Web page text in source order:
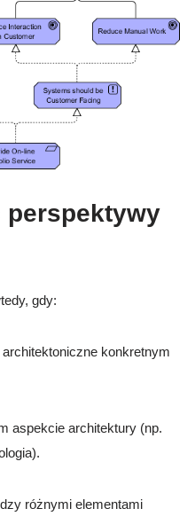
perspektywy
gdy:
konkretnym
aspekcie architektury (np.
różnymi elementami